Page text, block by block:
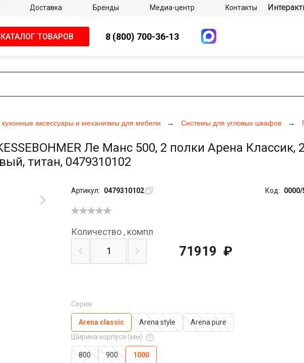
кухонные аксессуары и механизмы для мебели Системы для угловых шкафов
Ле Манс 500, 2 полки Арена Классик,
титан, 0479310102
Артикул: 0479310102 Код: 0000/
Серия
Arena classic Arena style
Arena pure
Ширина корпуса (мм)
800 900
1000
Количество , компл
71919 ₽
Доставка Бренды Медиа-центр Контакты
КАТАЛОГ ТОВАРОВ 8 (800) 700-36-13